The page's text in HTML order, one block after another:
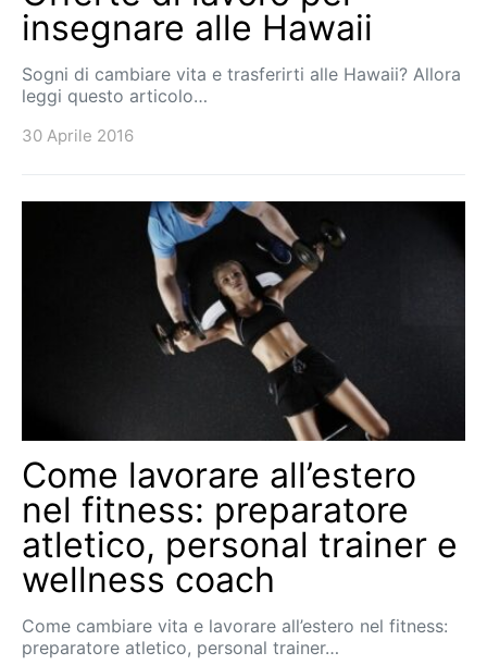
insegnare alle Hawaii
Sogni di cambiare vita e trasferirti alle Hawaii? Allora
leggi questo articolo…
30 Aprile 2016
Come lavorare all’estero
nel fitness: preparatore
atletico, personal trainer e
wellness coach
Come cambiare vita e lavorare all’estero nel fitness:
preparatore atletico, personal trainer…